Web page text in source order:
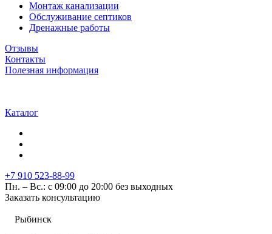
Монтаж канализации
Обслуживание септиков
Дренажные работы
Отзывы
Контакты
Полезная информация
Каталог
+7 910 523-88-99
Пн. – Вс.: с 09:00 до 20:00 без выходных
Заказать консультацию
Рыбинск